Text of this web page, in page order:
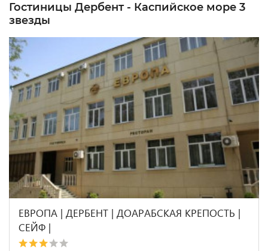
Гостиницы Дербент - Каспийское море 3
звезды
ЕВРОПА | ДЕРБЕНТ | ДОАРАБСКАЯ КРЕПОСТЬ |
СЕЙФ |